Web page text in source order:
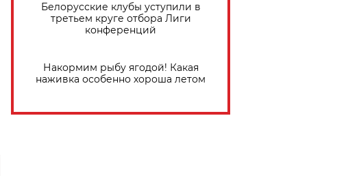
Белорусские клубы уступили в
третьем круге отбора Лиги
конференций
Накормим рыбу ягодой! Какая
наживка особенно хороша летом